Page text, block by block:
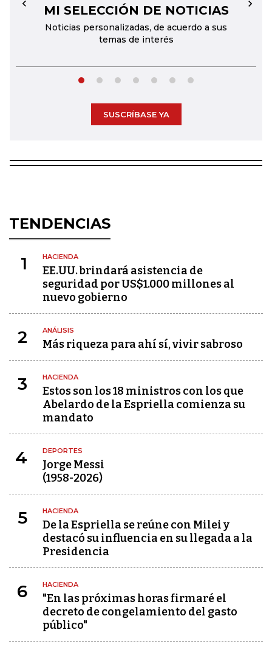
MI SELECCIÓN DE NOTICIAS
Noticias personalizadas, de acuerdo a sus
temas de interés
← →
SUSCRÍBASE YA
TENDENCIAS
1 HACIENDA
EE.UU. brindará asistencia de
seguridad por US$1.000 millones al
nuevo gobierno
2 ANÁLISIS
Más riqueza para ahí sí, vivir sabroso
3 HACIENDA
Estos son los 18 ministros con los que
Abelardo de la Espriella comienza su
mandato
4 DEPORTES
Jorge Messi
(1958-2026)
5 HACIENDA
De la Espriella se reúne con Milei y
destacó su influencia en su llegada a la
Presidencia
6 HACIENDA
"En las próximas horas firmaré el
decreto de congelamiento del gasto
público"